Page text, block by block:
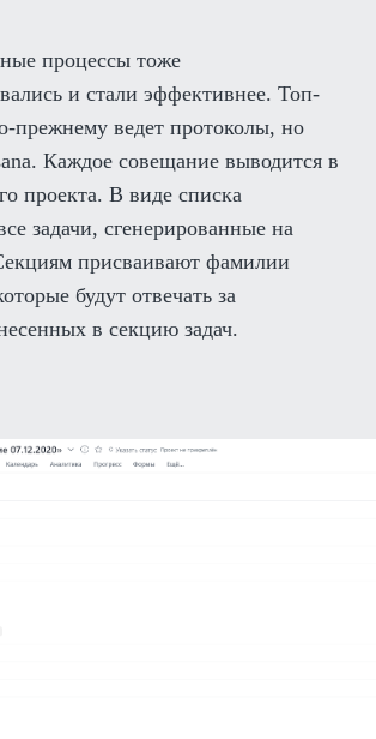
процессы тоже
и стали эффективнее. Топ-
прежнему ведет протоколы, но
Каждое совещание выводится в
проекта. В виде списка
задачи, сгенерированные на
присваивают фамилии
будут отвечать за
в секцию задач.